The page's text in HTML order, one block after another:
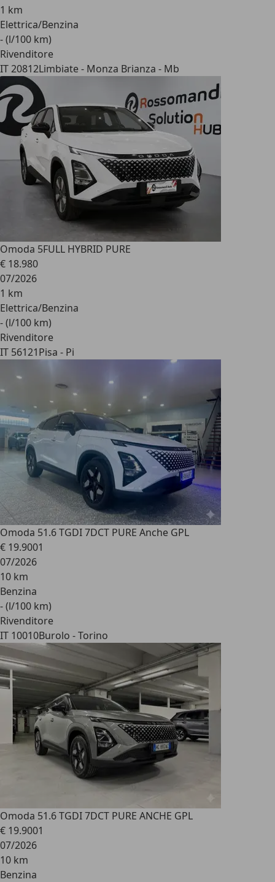
1 km
Elettrica/Benzina
- (l/100 km)
Rivenditore
IT 20812Limbiate - Monza Brianza - Mb
Omoda 5FULL HYBRID PURE
€ 18.980
07/2026
1 km
Elettrica/Benzina
- (l/100 km)
Rivenditore
IT 56121Pisa - Pi
Omoda 51.6 TGDI 7DCT PURE Anche GPL
€ 19.9001
07/2026
10 km
Benzina
- (l/100 km)
Rivenditore
IT 10010Burolo - Torino
Omoda 51.6 TGDI 7DCT PURE ANCHE GPL
€ 19.9001
07/2026
10 km
Benzina